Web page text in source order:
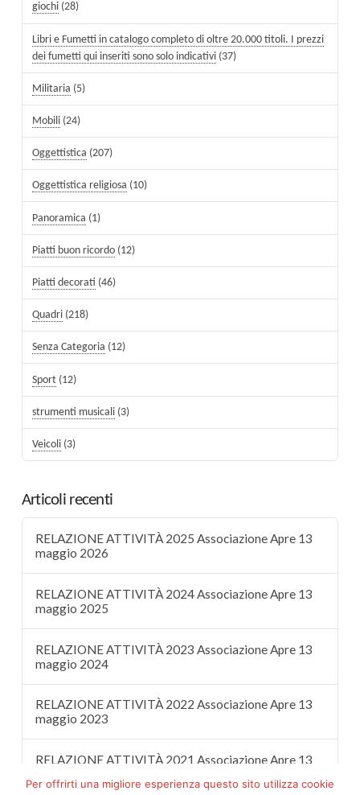
giochi (28)
Libri e Fumetti in catalogo completo di oltre 20.000 titoli. I prezzi
dei fumetti qui inseriti sono solo indicativi (37)
Militaria (5)
Mobili (24)
Oggettistica (207)
Oggettistica religiosa (10)
Panoramica (1)
Piatti buon ricordo (12)
Piatti decorati (46)
Quadri (218)
Senza Categoria (12)
Sport (12)
strumenti musicali (3)
Veicoli (3)
Articoli recenti
RELAZIONE ATTIVITÀ 2025 Associazione Apre 13
maggio 2026
RELAZIONE ATTIVITÀ 2024 Associazione Apre 13
maggio 2025
RELAZIONE ATTIVITÀ 2023 Associazione Apre 13
maggio 2024
RELAZIONE ATTIVITÀ 2022 Associazione Apre 13
maggio 2023
RELAZIONE ATTIVITÀ 2021 Associazione Apre 13
Per offrirti una migliore esperienza questo sito utilizza cookie